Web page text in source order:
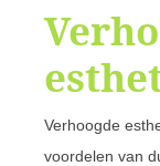
Verhoogde
voordelen van